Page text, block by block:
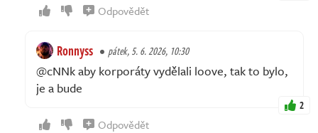
Odpovědět
Ronnyss pátek, 5. 6. 2026, 10:30
@cNNk aby korporáty vydělali loove, tak to bylo,
je a bude
2
Odpovědět